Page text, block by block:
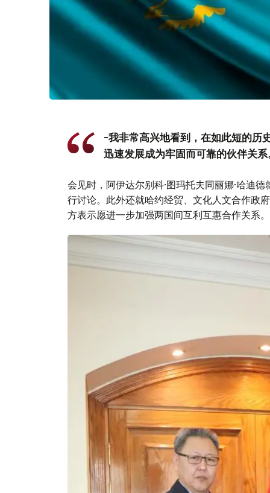
-我非常高兴地看到，在如此短的历
迅速发展成为牢固而可靠的伙伴关系
会见时，阿伊达尔别科·图玛托夫同丽娜·哈迪
行讨论。此外还就哈约经贸、文化人文合作政
方表示愿进一步加强两国间互利互惠合作关系。